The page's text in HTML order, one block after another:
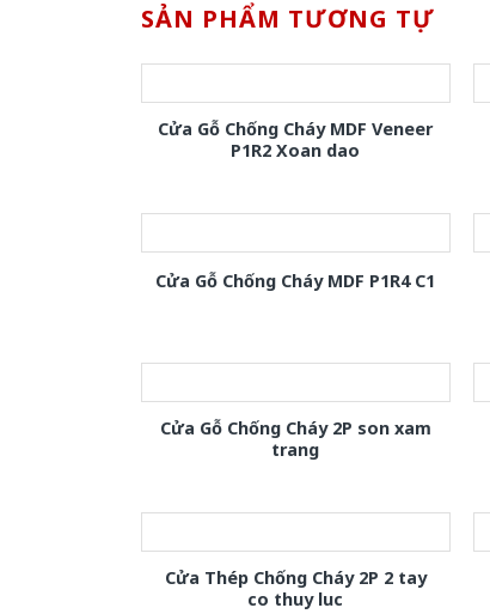
SẢN PHẨM TƯƠNG TỰ
Cửa Gỗ Chống Cháy MDF Veneer
P1R2 Xoan dao
Cửa Gỗ Chống Cháy MDF P1R4 C1
Cửa Gỗ Chống Cháy 2P son xam
trang
Cửa Thép Chống Cháy 2P 2 tay
co thuy luc